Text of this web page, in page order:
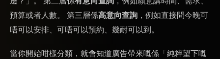
預算或者人數。 第三層係高意向查詢 ，例如直接問今晚可
唔可以安排、可唔可以預約、幾耐可以到。
當你開始咁樣分類，就會知道廣告帶來嘅係「純粹望下嘅